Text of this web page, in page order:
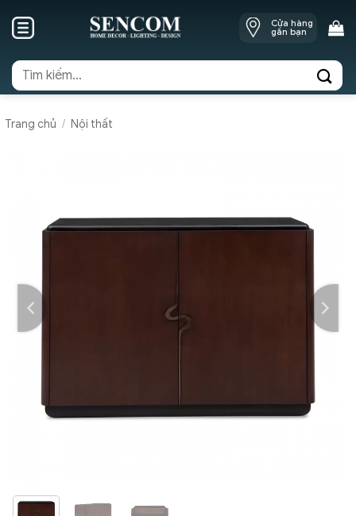
Cửa hàng
gần bạn
Tìm
kiếm:
Trang chủ / Nội thất